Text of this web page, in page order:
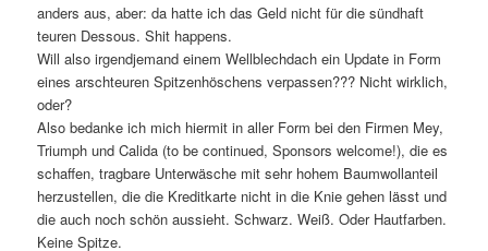
anders aus, aber: da hatte ich das Geld nicht für die sündhaft
teuren Dessous. Shit happens.
Will also irgendjemand einem Wellblechdach ein Update in Form
eines arschteuren Spitzenhöschens verpassen??? Nicht wirklich,
oder?
Also bedanke ich mich hiermit in aller Form bei den Firmen Mey,
Triumph und Calida (to be continued, Sponsors welcome!), die es
schaffen, tragbare Unterwäsche mit sehr hohem Baumwollanteil
herzustellen, die die Kreditkarte nicht in die Knie gehen lässt und
die auch noch schön aussieht. Schwarz. Weiß. Oder Hautfarben.
Keine Spitze.